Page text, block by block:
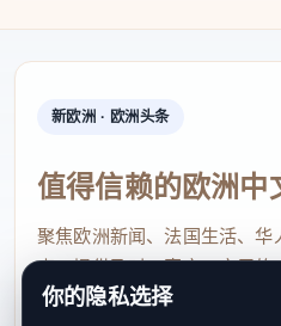
新欧洲 · 欧洲头条
值得信赖的欧洲中
聚焦欧洲新闻、法国生活、
点，提供及时、真实、实用
速了解欧洲动态。
你的隐私选择